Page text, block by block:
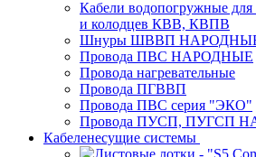
Кабели водопогружные для
и колодцев КВВ, КВПВ
Шнуры ШВВП
Провода ПВС НАРОДНЫЕ
Провода нагревательные
Провода ПГВВП
Провода ПВС серия "ЭКО"
Провода ПУСП, ПУГСП
Кабеленесущие системы